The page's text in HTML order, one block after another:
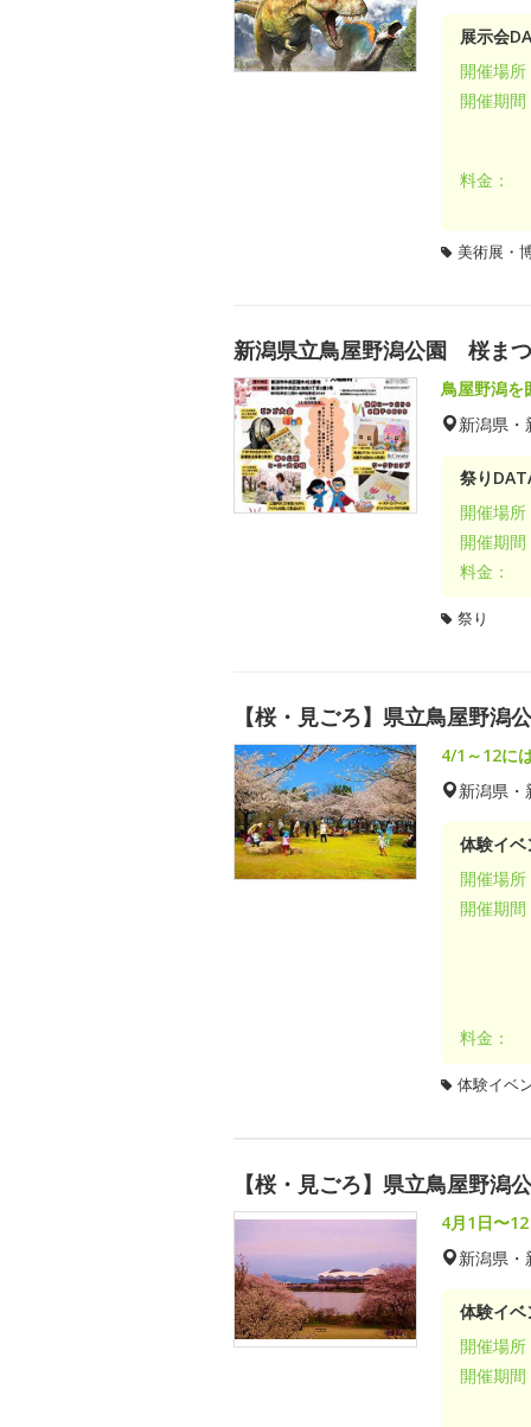
展示会
開催場所
開催期間
料金：
美術展・
新潟県立鳥屋野潟公園 桜ま
鳥屋野潟を
新潟県・
祭り
開催場所
開催期間
料金：
祭り
【桜・見ごろ】県立鳥屋野潟
4/1～12に
新潟県・
体験イ
開催場所
開催期間
料金：
体験イベ
【桜・見ごろ】県立鳥屋野潟
4月1日〜
新潟県・
体験イ
開催場所
開催期間